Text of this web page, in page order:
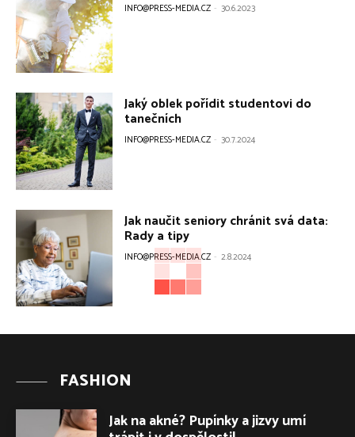
INFO@PRESS-MEDIA.CZ - 30.6.2023
Jaký oblek pořídit studentovi do
tanečních
INFO@PRESS-MEDIA.CZ - 30.7.2024
Jak naučit seniory chránit svá data:
Rady a tipy
INFO@PRESS-MEDIA.CZ - 2.8.2024